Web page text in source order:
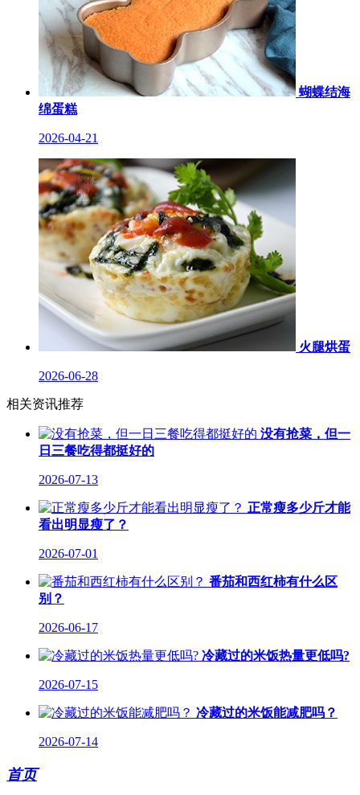
蝴蝶结海
绵蛋糕
2026-04-21
火腿烘蛋
2026-06-28
相关资讯推荐
没有抢菜，但一
日三餐吃得都挺好的
2026-07-13
正常瘦多少斤才能
看出明显瘦了？
2026-07-01
番茄和西红柿有什么区
别？
2026-06-17
冷藏过的米饭热量更低吗?
2026-07-15
冷藏过的米饭能减肥吗？
2026-07-14
首页